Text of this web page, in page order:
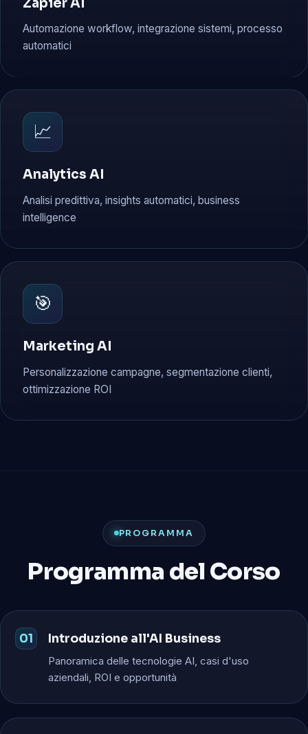
Automazione workflow, integrazione sistemi, processo
automatici
📈
Analytics AI
Analisi predittiva, insights automatici, business
intelligence
🎯
Marketing AI
Personalizzazione campagne, segmentazione clienti,
ottimizzazione ROI
PROGRAMMA
Programma del Corso
Introduzione all'AI Business
Panoramica delle tecnologie AI, casi d'uso
aziendali, ROI e opportunità